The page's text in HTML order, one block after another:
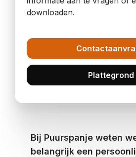
Er is een zeer aangenaam
De kust biedt een geweldig
aan de overkant van de baai
kustweg erheen is de moeite
spectaculaire uitzichten.
Moraira ligt ongeveer 1 uur en
ongeveer dezelfde afstand of
vanaf het vliegveld van
downloaden.
Plattegrond
Bij Puurspanje weten
belangrijk een